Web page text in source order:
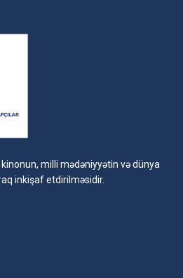
milli mədəniyyətin və dünya
inkişaf etdirilməsidir.